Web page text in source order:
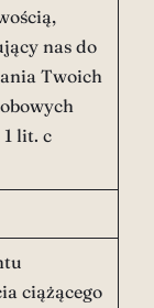
nas do
Twoich
lit. c
ciążącego